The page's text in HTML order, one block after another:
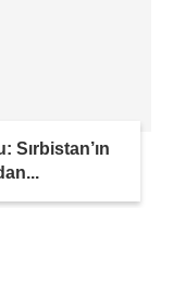
Sırbistan’ın